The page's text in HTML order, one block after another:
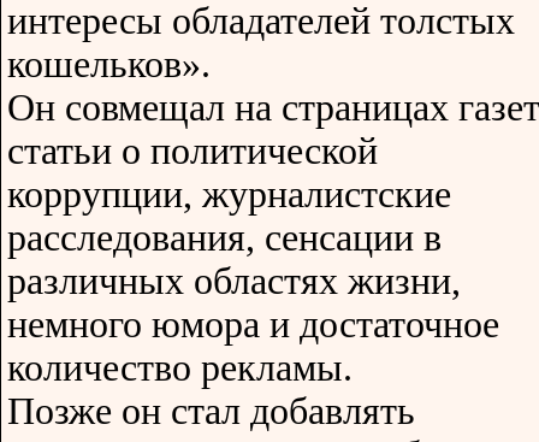
интересы обладателей толстых
кошельков».
Он совмещал на страницах газет
статьи о политической
коррупции, журналистские
расследования, сенсации в
различных областях жизни,
немного юмора и достаточное
количество рекламы.
Позже он стал добавлять